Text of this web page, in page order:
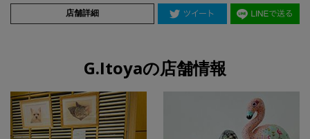
店舗詳細
G.Itoyaの店舗情報